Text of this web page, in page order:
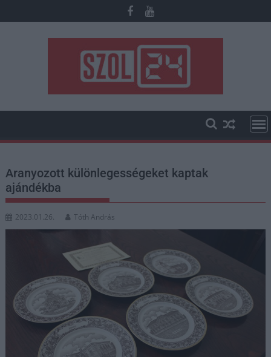
to
Aranyozott különlegességeket kaptak
ajándékba
2023.01.26. Tóth András